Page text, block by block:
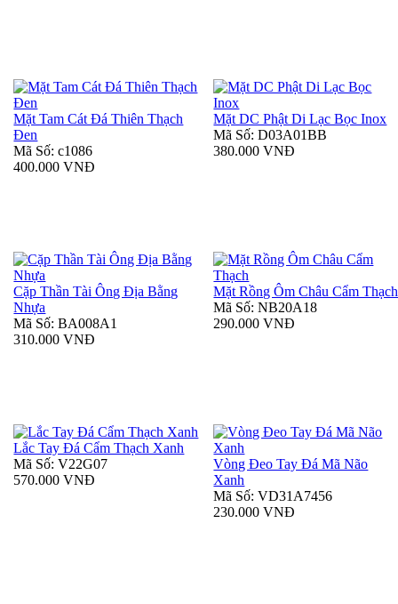
Mặt Tam Cát Đá Thiên Thạch
Đen
Mã Số: c1086
400.000 VNĐ
Mặt DC Phật Di Lạc Bọc Inox
Mã Số: D03A01BB
380.000 VNĐ
Cặp Thần Tài Ông Địa Bằng
Nhựa
Mã Số: BA008A1
310.000 VNĐ
Mặt Rồng Ôm Châu Cẩm Thạch
Mã Số: NB20A18
290.000 VNĐ
Lắc Tay Đá Cẩm Thạch Xanh
Mã Số: V22G07
570.000 VNĐ
Vòng Đeo Tay Đá Mã Não
Xanh
Mã Số: VD31A7456
230.000 VNĐ